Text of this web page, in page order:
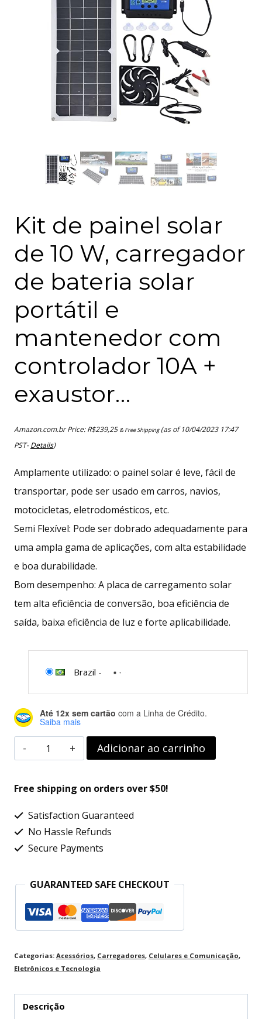
Kit de painel solar
de 10 W, carregador
de bateria solar
portátil e
mantenedor com
controlador 10A +
exaustor…
Amazon.com.br Price:R$239,25 & Free Shipping(as of 10/04/2023 17:47
PST-Details)
Amplamente utilizado: o painel solar é leve, fácil de
transportar, pode ser usado em carros, navios,
motocicletas, eletrodomésticos, etc.
Semi Flexível: Pode ser dobrado adequadamente para
uma ampla gama de aplicações, com alta estabilidade
e boa durabilidade.
Bom desempenho: A placa de carregamento solar
tem alta eficiência de conversão, boa eficiência de
saída, baixa eficiência de luz e forte aplicabilidade.
Brazil -
Até 12x sem cartão com a Linha de Crédito.
Saiba mais
Kit
de
painel
de
10
bateria
solar
portátil
e
com
Adicionar ao carrinho
Free shipping on orders over $50!
Satisfaction Guaranteed
No Hassle Refunds
Secure Payments
GUARANTEED SAFE CHECKOUT
Categorias: Acessórios, Carregadores, Celulares e Comunicação,
Eletrônicos e Tecnologia
Descrição